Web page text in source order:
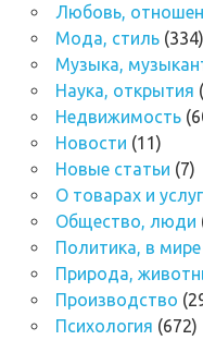
Любовь,
Мода, стиль(334)
Музыка,
Наука, открытия
Недвижимость
Новости (11)
Новые статьи (7)
О товарах и
Общество, люди
Политика, в мире
Природа,
Производство
Психология (672)